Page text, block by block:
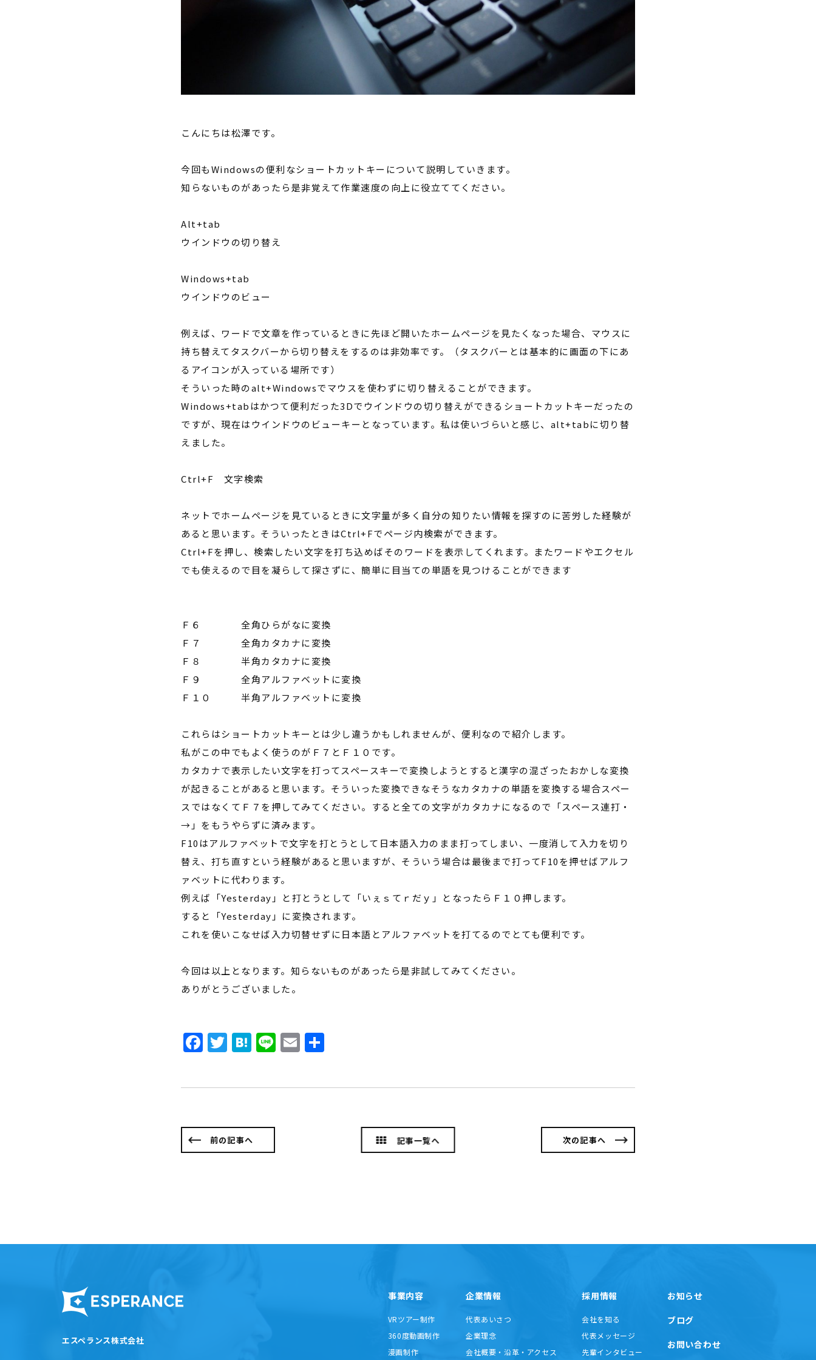
こんにちは松澤です。
今回もWindowsの便利なショートカットキーについて説明していきます。
知らないものがあったら是非覚えて作業速度の向上に役立ててください。
Alt+tab
ウインドウの切り替え
Windows+tab
ウインドウのビュー
例えば、ワードで文章を作っているときに先ほど開いたホームページを見たくなった場合、マウスに
持ち替えてタスクバーから切り替えをするのは非効率です。（タスクバーとは基本的に画面の下にあ
るアイコンが入っている場所です）
そういった時のalt+Windowsでマウスを使わずに切り替えることができます。
Windows+tab はかつて便利だった3Dでウインドウの切り替えができるショートカットキーだったの
ですが、現在はウインドウのビューキーとなっています。私は使いづらいと感じ、 alt+tabに切り替
えました。
Ctrl+F 文字検索
ネットでホームページを見ているときに文字量が多く自分の知りたい情報を探すのに苦労した経験が
あると思います。そういったときはCtrl+Fでページ内検索ができます。
Ctrl+Fを押し、検索したい文字を打ち込めばそのワードを表示してくれます。またワードやエクセル
でも使えるので目を凝らして探さずに、簡単に目当ての単語を見つけることができます
Ｆ６ 全角ひらがなに変換
Ｆ７ 全角カタカナに変換
Ｆ８ 半角カタカナに変換
Ｆ９ 全角アルファベットに変換
Ｆ１０ 半角アルファベットに変換
これらはショートカットキーとは少し違うかもしれませんが、便利なので紹介します。
私がこの中でもよく使うのがＦ７とＦ１０です。
カタカナで表示したい文字を打ってスペースキーで変換しようとすると漢字の混ざったおかしな変換
が起きることがあると思います。そういった変換できなそうなカタカナの単語を変換する場合スペー
スではなくてＦ７を押してみてください。すると全ての文字がカタカナになるので「スペース連打・
→」をもうやらずに済みます。
F10 はアルファベットで文字を打とうとして日本語入力のまま打ってしまい、一度消して入力を切り
替え、打ち直すという経験があると思いますが、そういう場合は最後まで打ってF10を押せばアルフ
ァベットに代わります。
例えば「Yesterday 」と打とうとして「いぇｓてｒだｙ」となったらＦ１０押します。
すると「Yesterday 」に変換されます。
これを使いこなせば入力切替せずに日本語とアルファベットを打てるのでとても便利です。
今回は以上となります。知らないものがあったら是非試してみてください。
ありがとうございました。
Facebook
Twitter
Hatena
LineEmail
前の記事へ 記事一覧へ 次の記事へ
エスペランス株式会社
事業内容
VRツアー制作
360度動画制作
漫画制作
企業情報
代表あいさつ
企業理念
会社概要・沿革・アクセス
採用情報
会社を知る
代表メッセージ
先輩インタビュー
お知らせ
ブログ
お問い合わせ